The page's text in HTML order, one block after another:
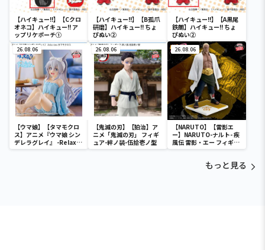
【ハイキュー!!】【Cクロ
オネコ】ハイキュー!! ア
ップリケポーチ①
【ハイキュー!!】【B孤爪
研磨】ハイキュー!! ちょ
ぴぬい②
【ハイキュー!!】【A黒尾
鉄朗】ハイキュー!! ちょ
ぴぬい②
26.08.06
【ウマ娘】【タマモクロ
ス】アニメ『ウマ娘 シン
デレラグレイ』 -Relax
time-タマモクロス
26.08.06
【鬼滅の刃】【狛治】ア
ニメ「鬼滅の刃」 フィギ
ュア-絆ノ装-伍拾壱ノ型
26.08.06
【NARUTO】【雷影エ
ー】NARUTO-ナルト- 疾
風伝 雷影・エー フィギュ
ア～五影集結…!!～
もっと見る